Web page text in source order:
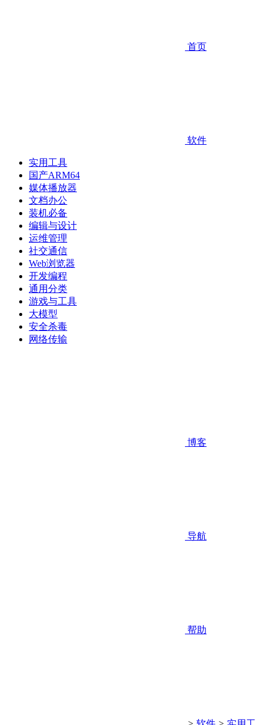
首页
软件
实用工具
国产ARM64
媒体播放器
文档办公
装机必备
编辑与设计
运维管理
社交通信
Web浏览器
开发编程
通用分类
游戏与工具
大模型
安全杀毒
网络传输
博客
导航
帮助